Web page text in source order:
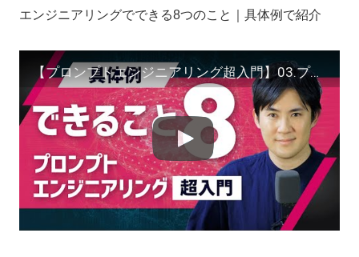
エンジニアリングでできる8つのこと｜具体例で紹介
【プロンプトエンジニアリング超入門】03.プロンプトエンジニアリングでできる8つのこと｜具体例で紹介